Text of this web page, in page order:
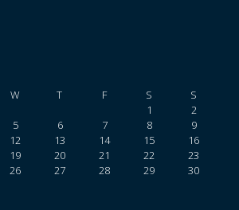
W T F S S
1
2
5 6 7 8
9
12 13 14 15
16
19 20 21 22
23
26 27 28 29
30